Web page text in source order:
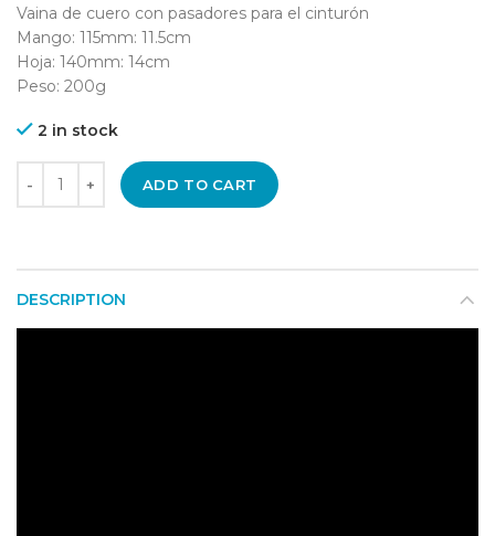
Vaina de cuero con pasadores para el cinturón
Mango: 115mm: 11.5cm
Hoja: 140mm: 14cm
Peso: 200g
2 in stock
ADD TO CART
DESCRIPTION